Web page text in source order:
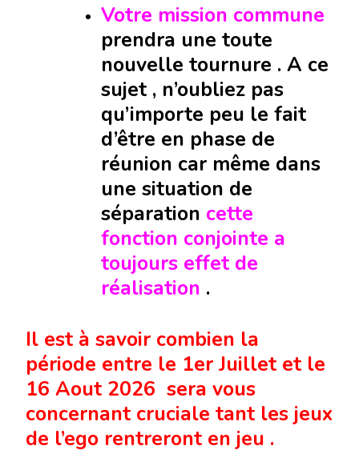
Votre mission commune
prendra une toute
nouvelle tournure . A ce
sujet , n’oubliez pas
qu’importe peu le fait
d’être en phase de
réunion car même dans
une situation de
séparation cette
fonction conjointe a
toujours effet de
réalisation .
Il est à savoir combien la
période entre le 1er Juillet et le
16 Aout 2026 sera vous
concernant cruciale tant les jeux
de l’ego rentreront en jeu .